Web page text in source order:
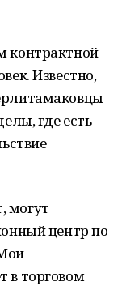
контрактной
Известно,
где есть
могут
центр по
в торговом